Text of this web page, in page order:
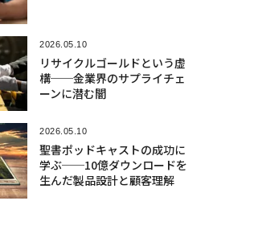
2026.05.10
リサイクルゴールドという虚
構──金業界のサプライチェ
ーンに潜む闇
2026.05.10
聖書ポッドキャストの成功に
学ぶ──10億ダウンロードを
生んだ製品設計と顧客理解